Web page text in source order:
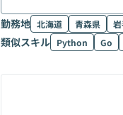
勤務地 北海道 青森県
類似スキル Python Go